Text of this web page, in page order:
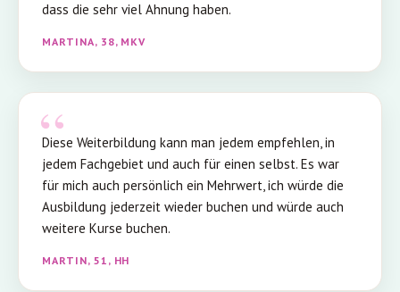
dass die sehr viel Ahnung haben.
MARTINA, 38, MKV
Diese Weiterbildung kann man jedem empfehlen, in
jedem Fachgebiet und auch für einen selbst. Es war
für mich auch persönlich ein Mehrwert, ich würde die
Ausbildung jederzeit wieder buchen und würde auch
weitere Kurse buchen.
MARTIN, 51, HH